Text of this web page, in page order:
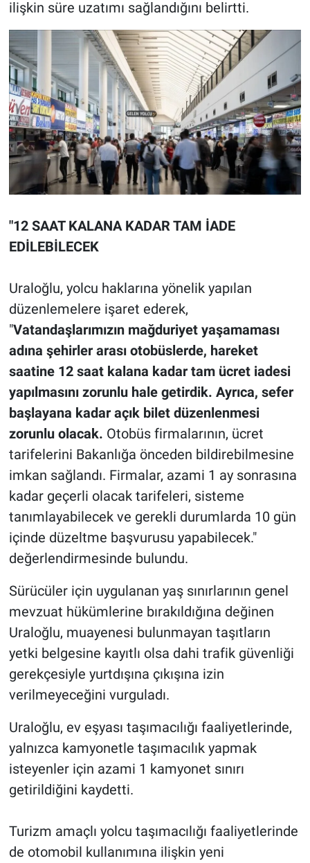
ilişkin süre uzatımı sağlandığını belirtti.
"12 SAAT KALANA KADAR TAM İADE
EDİLEBİLECEK
Uraloğlu, yolcu haklarına yönelik yapılan
düzenlemelere işaret ederek,
"Vatandaşlarımızın mağduriyet yaşamaması
adına şehirler arası otobüslerde, hareket
saatine 12 saat kalana kadar tam ücret iadesi
yapılmasını zorunlu hale getirdik. Ayrıca, sefer
başlayana kadar açık bilet düzenlenmesi
zorunlu olacak. Otobüs firmalarının, ücret
tarifelerini Bakanlığa önceden bildirebilmesine
imkan sağlandı. Firmalar, azami 1 ay sonrasına
kadar geçerli olacak tarifeleri, sisteme
tanımlayabilecek ve gerekli durumlarda 10 gün
içinde düzeltme başvurusu yapabilecek."
değerlendirmesinde bulundu.
Sürücüler için uygulanan yaş sınırlarının genel
mevzuat hükümlerine bırakıldığına değinen
Uraloğlu, muayenesi bulunmayan taşıtların
yetki belgesine kayıtlı olsa dahi trafik güvenliği
gerekçesiyle yurtdışına çıkışına izin
verilmeyeceğini vurguladı.
Uraloğlu, ev eşyası taşımacılığı faaliyetlerinde,
yalnızca kamyonetle taşımacılık yapmak
isteyenler için azami 1 kamyonet sınırı
getirildiğini kaydetti.
Turizm amaçlı yolcu taşımacılığı faaliyetlerinde
de otomobil kullanımına ilişkin yeni